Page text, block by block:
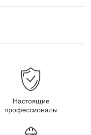
Настоящие
профессионалы